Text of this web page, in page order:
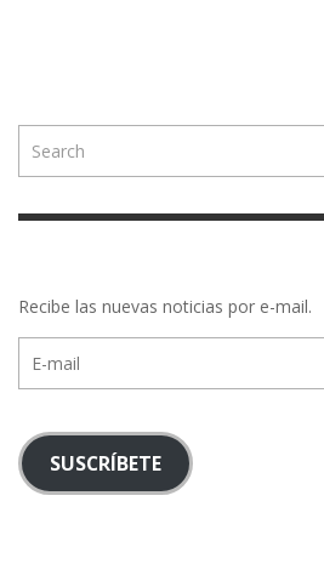
Recibe las nuevas noticias por e-mail.
mail
SUSCRÍBETE